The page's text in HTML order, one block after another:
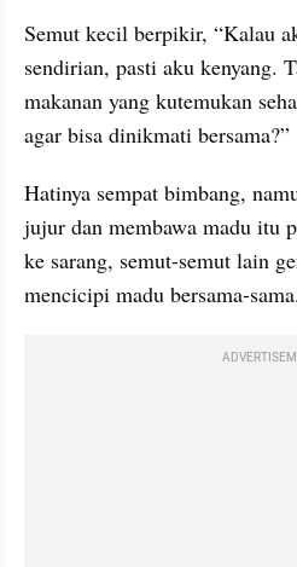
Semut kecil berpikir, “Kalau
sendirian, pasti aku kenyang.
makanan yang kutemukan
agar bisa dinikmati bersama?”
Hatinya sempat bimbang,
jujur dan membawa madu itu
ke sarang, semut-semut lain
mencicipi madu bersama-sama.